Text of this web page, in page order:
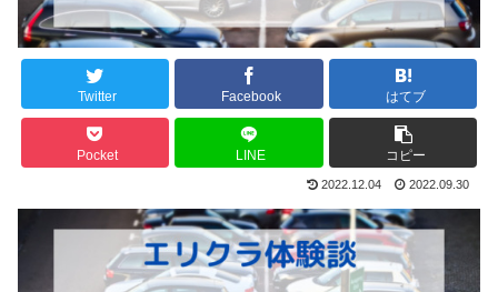
Twitter Facebook はてブ
Pocket LINE コピー
2022.12.04 2022.09.30